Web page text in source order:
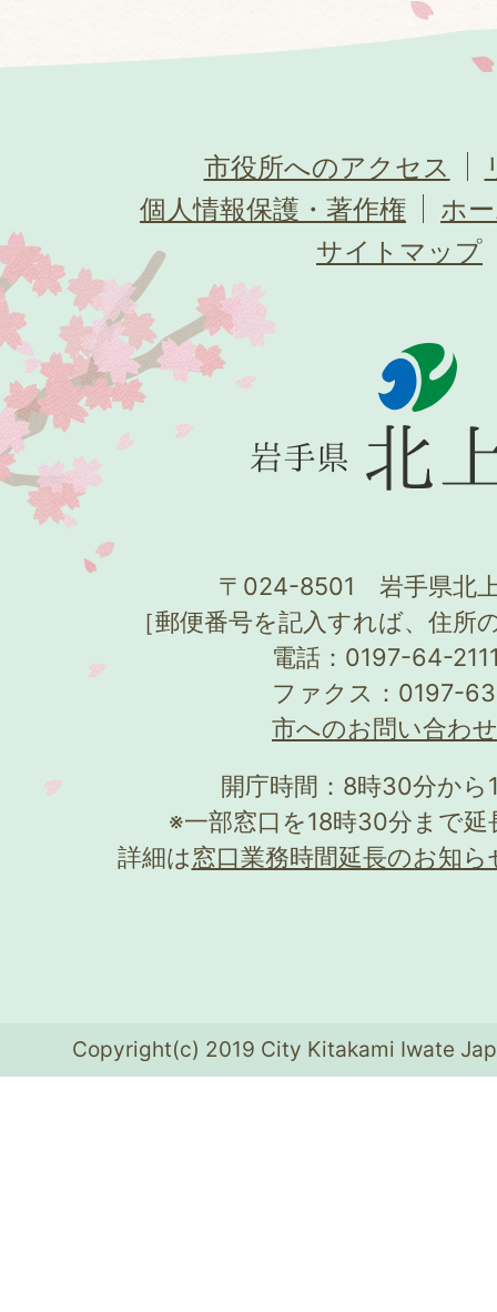
市役所へのアクセス
個人情報保護・著作権
ホ
サイトマップ
〒024-8501 岩手県北
［郵便番号を記入すれば、住所
電話：0197-64-
ファクス：0197-
市へのお問い合わ
開庁時間：8時30分か
※一部窓口を18時30分まで
詳細は窓口業務時間延長のお知ら
Copyright(c) 2019 City Kitakami Iwate